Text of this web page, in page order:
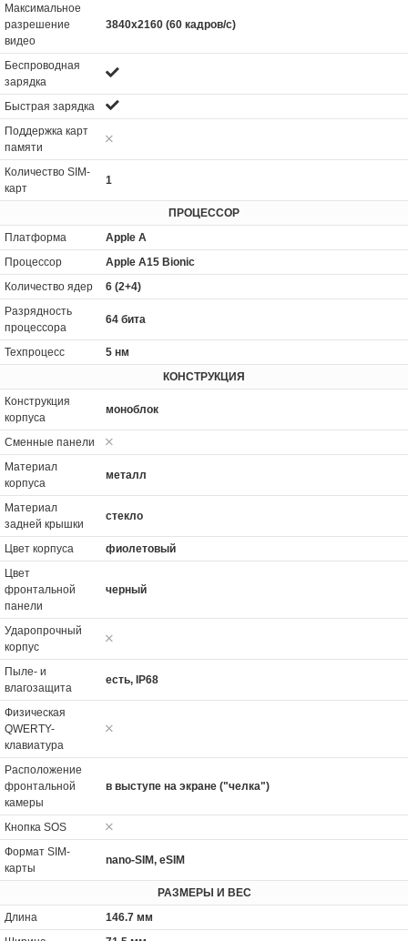
Максимальное
разрешение
видео
3840x2160 (60 кадров/с)
Беспроводная
зарядка
Быстрая зарядка
Поддержка карт
памяти
Количество SIM-
карт
1
ПРОЦЕССОР
Платформа
Apple A
Процессор
Apple A15 Bionic
Количество ядер
6 (2+4)
Разрядность
процессора
64 бита
Техпроцесс
5 нм
КОНСТРУКЦИЯ
Конструкция
корпуса
моноблок
Сменные панели
Материал
корпуса
металл
Материал
задней крышки
стекло
Цвет корпуса
фиолетовый
Цвет
фронтальной
панели
черный
Ударопрочный
корпус
Пыле- и
влагозащита
есть, IP68
Физическая
QWERTY-
клавиатура
Расположение
фронтальной
камеры
в выступе на экране ("челка")
Кнопка SOS
Формат SIM-
карты
nano-SIM, eSIM
РАЗМЕРЫ И ВЕС
Длина
146.7 мм